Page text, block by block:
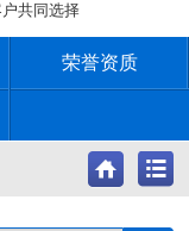
共同选择
荣誉资质